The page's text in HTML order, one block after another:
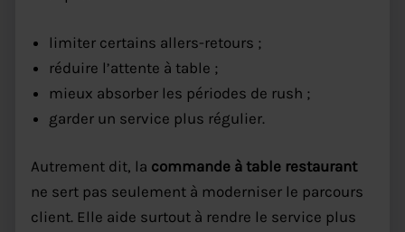
limiter certains allers-retours ;
réduire l’attente à table ;
mieux absorber les périodes de rush ;
garder un service plus régulier.
Autrement dit, la commande à table restaurant
ne sert pas seulement à moderniser le parcours
client. Elle aide surtout à rendre le service plus